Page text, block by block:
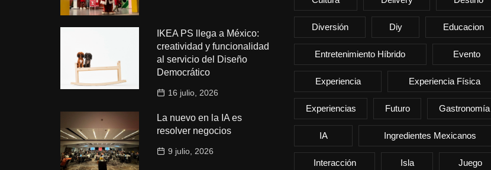
IKEA PS llega a México:
creatividad y funcionalidad
al servicio del Diseño
Democrático
16 julio, 2026
La nuevo en la IA es
resolver negocios
9 julio, 2026
Diversión Diy Educacion
Entretenimiento Híbrido Evento
Experiencia Experiencia Física
Experiencias Futuro Gastronomía
IA Ingredientes Mexicanos
Interacción Isla Juego